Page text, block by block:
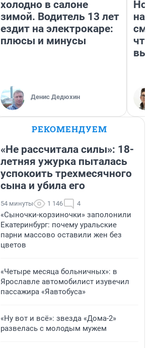
холодно в салоне
зимой. Водитель 13 лет
ездит на электрокаре:
плюсы и минусы
Денис Дедюхин
РЕКОМЕНДУЕМ
«Не рассчитала силы»: 18-
летняя ужурка пыталась
успокоить трехмесячного
сына и убила его
54 минуты 1 146 4
«Сыночки-корзиночки» заполонили
Екатеринбург: почему уральские
парни массово оставили жен без
цветов
«Четыре месяца больничных»: в
Ярославле автомобилист изувечил
пассажира «Яавтобуса»
«Ну вот и всё»: звезда «Дома-2»
развелась с молодым мужем